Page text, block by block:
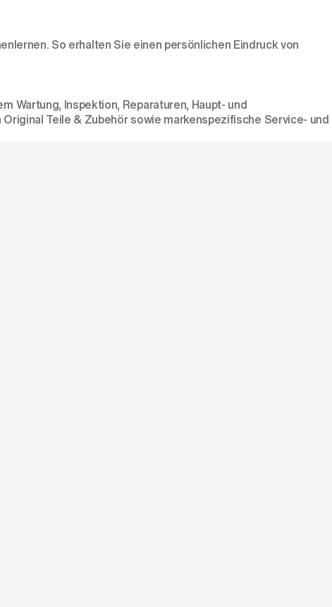
So erhalten Sie einen persönlichen Eindruck von
Wartung, Inspektion, Reparaturen, Haupt- und
Teile & Zubehör sowie markenspezifische Service- und